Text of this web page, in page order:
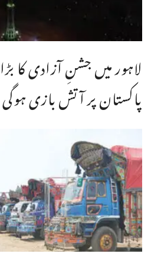
لاہور میں جشنِ آزادی کا
پاکستان پر آتش بازی ہوگی